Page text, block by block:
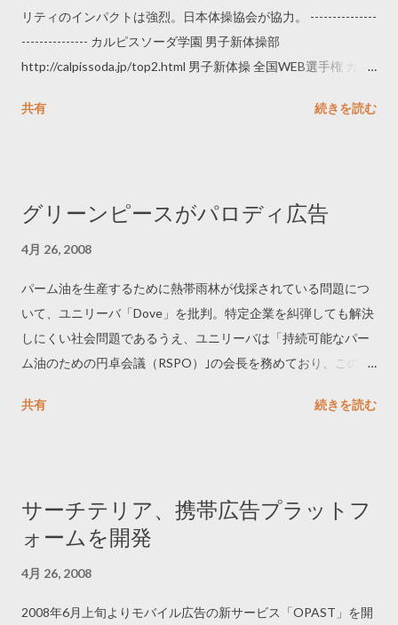
リティのインパクトは強烈。日本体操協会が協力。 ---------------
--------------- カルピスソーダ学園 男子新体操部
http://calpissoda.jp/top2.html 男子新体操 全国WEB選手権 カル
共有
続きを読む
グリーンピースがパロディ広告
4月 26, 2008
パーム油を生産するために熱帯雨林が伐採されている問題につ
いて、ユニリーバ「Dove」を批判。特定企業を糾弾しても解決
しにくい社会問題であるうえ、ユニリーバは「持続可能なパー
ム油のための円卓会議（RSPO）｣の会長を務めており、この批
Dove before they destroy Paradise Forests
共有 続きを読む
サーチテリア、携帯広告プラットフ
ォームを開発
4月 26, 2008
2008年6月上旬よりモバイル広告の新サービス「OPAST」を開